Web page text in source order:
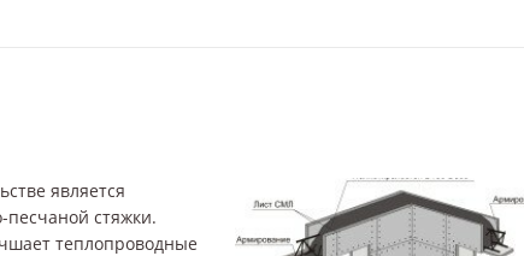
является
стяжки.
теплопроводные